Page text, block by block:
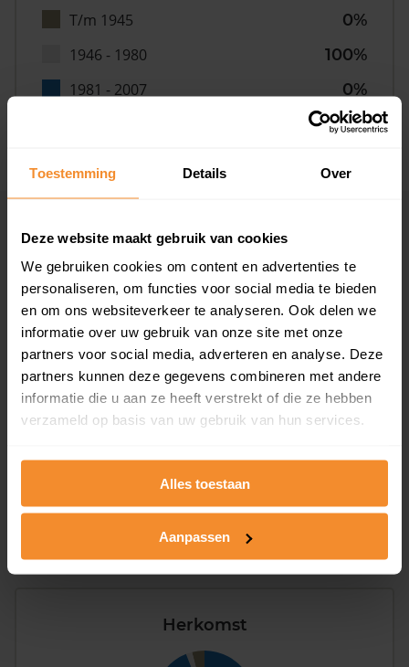
Toestemming Details Over
Deze website maakt gebruik van cookies
We gebruiken cookies om content en advertenties te
personaliseren, om functies voor social media te bieden
en om ons websiteverkeer te analyseren. Ook delen we
informatie over uw gebruik van onze site met onze
partners voor social media, adverteren en analyse. Deze
partners kunnen deze gegevens combineren met andere
informatie die u aan ze heeft verstrekt of die ze hebben
verzameld op basis van uw gebruik van hun services.
Alles toestaan
Aanpassen
T/m 1945
0%
1946 - 1980
100%
1981 - 2007
0%
0%
Inwoners
Type huishoudens
Eénpersoons
26%
Gezin (met kinderen)
Herkomst